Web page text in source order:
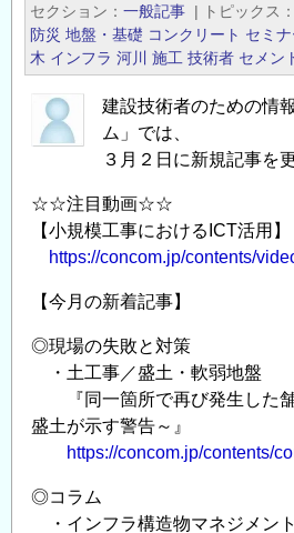
セクション
一般記事 | トピックス
防災 地盤・基礎 コンクリート セミ
木 インフラ 河川 施工 技術者 セメン
建設技術者のための情
ム」では、
３月２日に新規記事を
☆☆注目動画☆☆
【小規模工事におけるICT活用】
https://concom.jp/contents/
【今月の新着記事】
◎現場の失敗と対策
・土工事／盛土・軟弱地盤
『同一箇所で再び発生した舗
盛土が示す警告～』
https://concom.jp/contents/
◎コラム
・インフラ構造物マネジメン